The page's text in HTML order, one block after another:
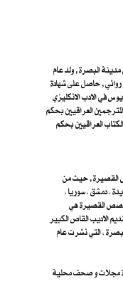
البصرة , ولد عام
روائي , حاصل على شهادة
في الادب الانكليزي
العراقيين بحكم
العراقيين بحكم
القصيرة , حيث من
، دمشق ، سوريا ،
و اعماله في القصص القصيرة هي
الاديب القاص الكبير
، ا​لتي نشرت عام